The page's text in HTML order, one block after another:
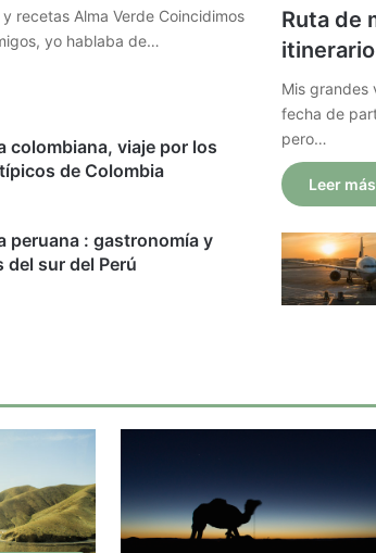
recetas Alma Verde Coincidimos
yo hablaba de…
colombiana, viaje por los
de Colombia
peruana : gastronomía y
del sur del Perú
Ruta de
Mis grandes
fecha de
pero…
Leer